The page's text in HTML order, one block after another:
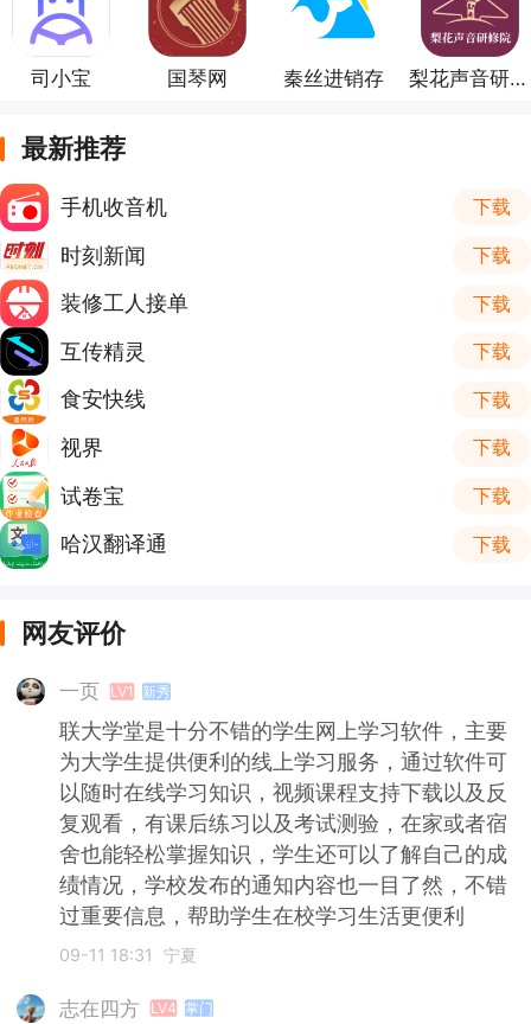
司小宝 国琴网 秦丝进销存 梨花声音研修院
最新推荐
手机收音机 下载
时刻新闻 下载
装修工人接单 下载
互传精灵 下载
食安快线 下载
视界 下载
试卷宝 下载
哈汉翻译通 下载
网友评价
一页 LV1 新秀
联大学堂是十分不错的学生网上学习软件，主要
为大学生提供便利的线上学习服务，通过软件可
以随时在线学习知识，视频课程支持下载以及反
复观看，有课后练习以及考试测验，在家或者宿
舍也能轻松掌握知识，学生还可以了解自己的成
绩情况，学校发布的通知内容也一目了然，不错
过重要信息，帮助学生在校学习生活更便利
09-11 18:31 宁夏
志在四方 LV4 掌门